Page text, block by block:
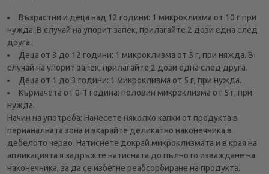
Възрастни и деца над 12 години: 1 микроклизма от 10 г при
нужда. В случай на упорит запек, прилагайте 2 дози една след
друга.
Деца от 3 до 12 години: 1 микроклизма от 5 г, при няжда. В
случай на упорит запек, прилагайте 2 дози една след друга.
Деца от 1 до 3 години: 1 микроклизма от 5 г, при нужда.
Кърмачета от 0-1 година: половин микроклизма от 5 г, при
нужда.
Начин на употреба: Нанесете няколко капки от продукта в
перианалната зона и вкарайте деликатно наконечника в
дебелото черво. Натиснете докрай микроклизмата и в края на
апликацията я задръжте натисната до пълното изваждане на
наконечника, за да се избегне реабсорбиране на продукта.